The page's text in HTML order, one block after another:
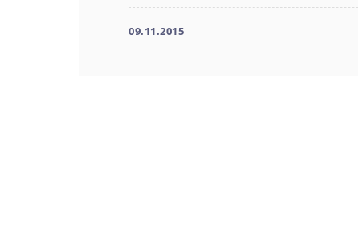
09.11.2015